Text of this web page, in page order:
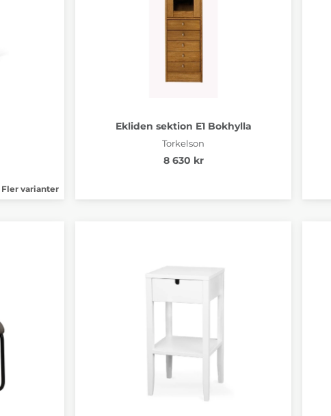
Fler varianter
Ekliden sektion E1 Bokhylla
Torkelson
8 630 kr